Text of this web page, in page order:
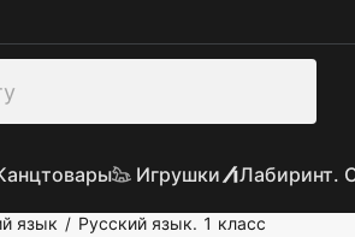
Игрушки Лабиринт.
язык / Русский язык. 1 класс